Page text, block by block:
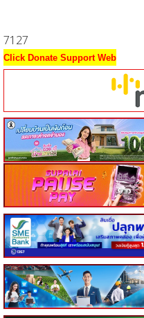
7127
Click Donate Support Web